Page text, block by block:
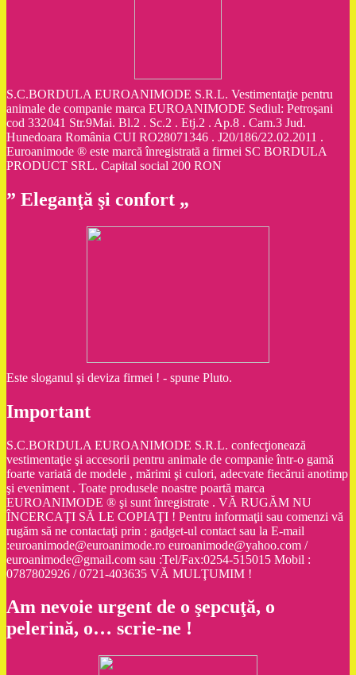
S.C.BORDULA EUROANIMODE S.R.L. Vestimentaţie pentru
animale de companie marca EUROANIMODE Sediul: Petroşani
cod 332041 Str.9Mai. Bl.2 . Sc.2 . Etj.2 . Ap.8 . Cam.3 Jud.
Hunedoara România CUI RO28071346 . J20/186/22.02.2011 .
Euroanimode ® este marcă înregistrată a firmei SC BORDULA
PRODUCT SRL. Capital social 200 RON
” Eleganţă şi confort „
Este sloganul şi deviza firmei ! - spune Pluto.
Important
S.C.BORDULA EUROANIMODE S.R.L. confecţionează
vestimentaţie şi accesorii pentru animale de companie într-o gamă
foarte variată de modele , mărimi şi culori, adecvate fiecărui anotimp
şi eveniment . Toate produsele noastre poartă marca
EUROANIMODE ® şi sunt înregistrate . VĂ RUGĂM NU
ÎNCERCAŢI SĂ LE COPIAŢI ! Pentru informaţii sau comenzi vă
rugăm să ne contactaţi prin : gadget-ul contact sau la E-mail
:euroanimode@euroanimode.ro euroanimode@yahoo.com /
euroanimode@gmail.com sau :Tel/Fax:0254-515015 Mobil :
0787802926 / 0721-403635 VĂ MULŢUMIM !
Am nevoie urgent de o şepcuţă, o
pelerină, o… scrie-ne !